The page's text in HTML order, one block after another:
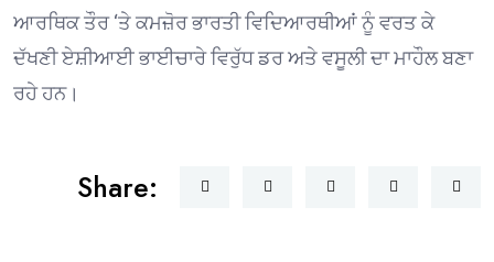
ਆਰਥਿਕ ਤੌਰ ‘ਤੇ ਕਮਜ਼ੋਰ ਭਾਰਤੀ ਵਿਦਿਆਰਥੀਆਂ ਨੂੰ ਵਰਤ ਕੇ
ਦੱਖਣੀ ਏਸ਼ੀਆਈ ਭਾਈਚਾਰੇ ਵਿਰੁੱਧ ਡਰ ਅਤੇ ਵਸੂਲੀ ਦਾ ਮਾਹੌਲ ਬਣਾ
ਰਹੇ ਹਨ।
Share: